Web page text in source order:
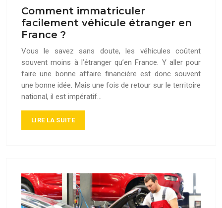
Comment immatriculer
facilement véhicule étranger en
France ?
Vous le savez sans doute, les véhicules coûtent
souvent moins à l’étranger qu’en France. Y aller pour
faire une bonne affaire financière est donc souvent
une bonne idée. Mais une fois de retour sur le territoire
national, il est impératif…
LIRE LA SUITE